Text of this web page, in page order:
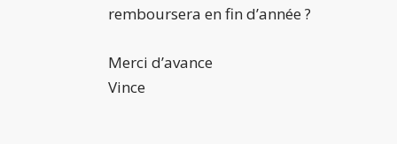
remboursera en fin d’année ?
Merci d’avance
Vince